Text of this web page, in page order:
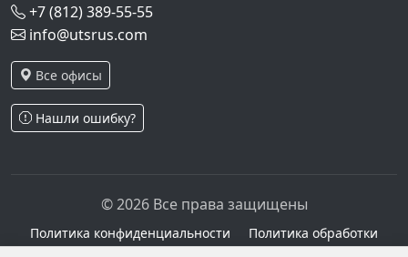
+7 (812) 389-55-55
info@utsrus.com
Все офисы
Нашли ошибку?
© 2026 Все права защищены
Политика конфиденциальности
Политика обработки
персональных данных